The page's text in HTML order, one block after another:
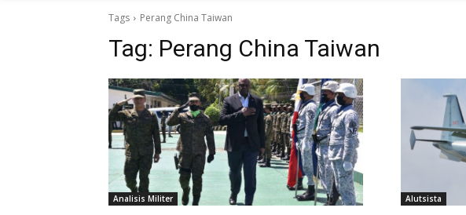
Tags Perang China Taiwan
Tag: Perang China Taiwan
Analisis Militer Alutsista